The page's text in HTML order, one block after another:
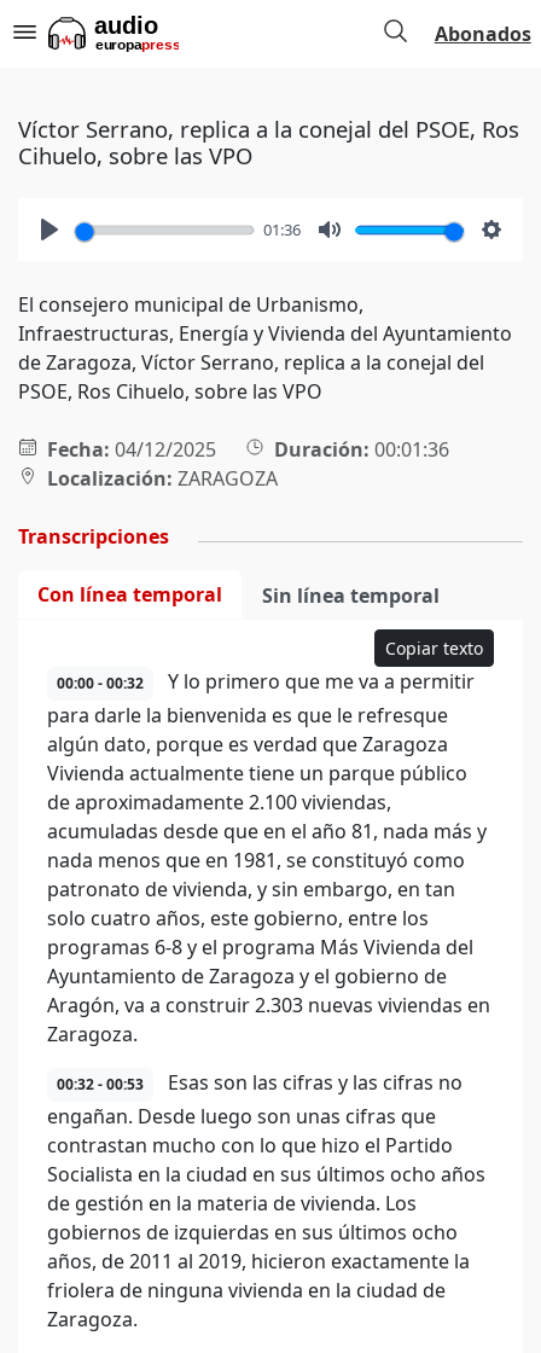
Abonados
Víctor Serrano, replica a la conejal del PSOE, Ros
Cihuelo, sobre las VPO
01:36
El consejero municipal de Urbanismo,
Infraestructuras, Energía y Vivienda del Ayuntamiento
de Zaragoza, Víctor Serrano, replica a la conejal del
PSOE, Ros Cihuelo, sobre las VPO
Fecha: 04/12/2025 Duración: 00:01:36
Localización: ZARAGOZA
Transcripciones
Con línea temporal Sin línea temporal
Copiar texto
00:00 - 00:32
Y lo primero que me va a permitir
para darle la bienvenida es que le refresque
algún dato, porque es verdad que Zaragoza
Vivienda actualmente tiene un parque público
de aproximadamente 2.100 viviendas,
acumuladas desde que en el año 81, nada más y
nada menos que en 1981, se constituyó como
patronato de vivienda, y sin embargo, en tan
solo cuatro años, este gobierno, entre los
programas 6-8 y el programa Más Vivienda del
Ayuntamiento de Zaragoza y el gobierno de
Aragón, va a construir 2.303 nuevas viviendas en
Zaragoza.
00:32 - 00:53
Esas son las cifras y las cifras no
engañan. Desde luego son unas cifras que
contrastan mucho con lo que hizo el Partido
Socialista en la ciudad en sus últimos ocho años
de gestión en la materia de vivienda. Los
gobiernos de izquierdas en sus últimos ocho
años, de 2011 al 2019, hicieron exactamente la
friolera de ninguna vivienda en la ciudad de
Zaragoza.